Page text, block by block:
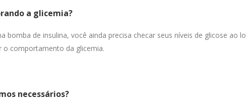
a glicemia?
bomba de insulina, você ainda precisa checar seus níveis de glicose ao
o comportamento da glicemia.
necessários?